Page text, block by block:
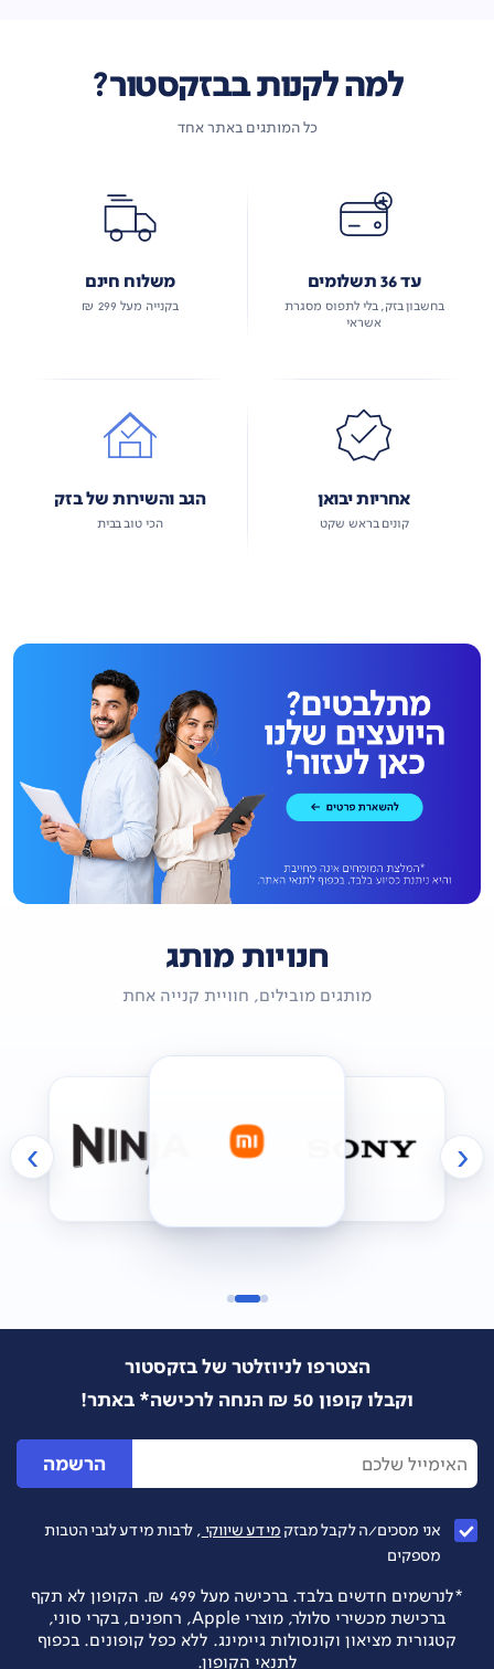
למה לקנות בבזקסטור?
כל המותגים באתר אחד
עד 36 תשלומים
בחשבון בזק, בלי לתפוס מסגרת
אשראי
משלוח חינם
בקנייה מעל 299 ₪
אחריות יבואן
קונים בראש שקט
הגב והשירות של בזק
הכי טוב בבית
חנויות מותג
מותגים מובילים, חוויית קנייה אחת
‹
›
הצטרפו לניוזלטר של בזקסטור
וקבלו קופון 50 ₪ הנחה לרכישה* באתר!
הרשמה
אני מסכים/ה לקבל מבזק מידע שיווקי , לרבות מידע לגבי הטבות
מספקים
*לנרשמים חדשים בלבד. ברכישה מעל 499 ₪. הקופון לא תקף
ברכישת מכשירי סלולר, מוצרי Apple, רחפנים, בקרי סוני,
קטגורית מציאון וקונסולות גיימינג. ללא כפל קופונים. בכפוף
לתנאי הקופון.